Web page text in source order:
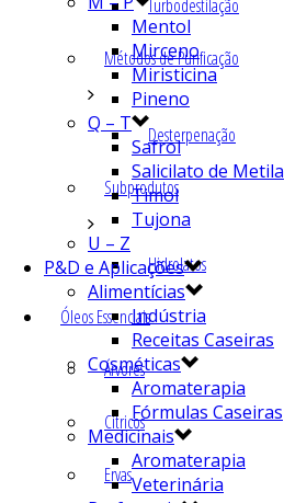
Turbodestilação
Métodos de Purificação
Desterpenação
Subprodutos
Hidrolatos
Óleos Essenciais
Árvores
Cítricos
Ervas
Mentol
Mirceno
Miristicina
Pineno
Q – T
Safrol
Salicilato de Metila
Timol
Tujona
U – Z
P&D e Aplicações
Alimentícias
Indústria
Receitas Caseiras
Cosméticas
Aromaterapia
Fórmulas Caseiras
Medicinais
Aromaterapia
Veterinária